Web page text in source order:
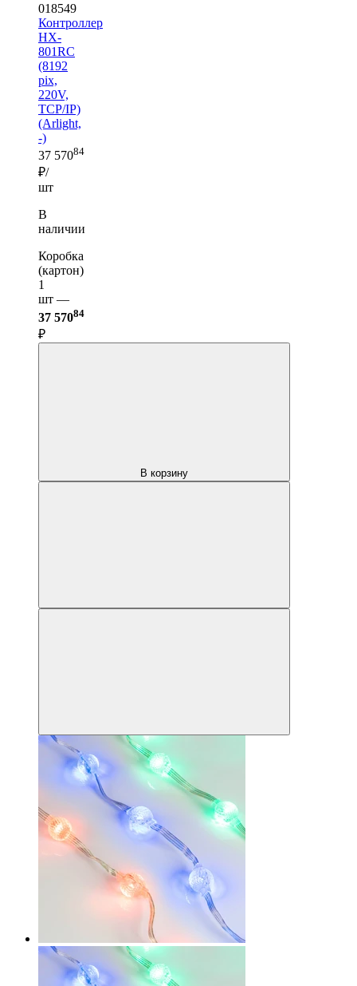
018549
Контроллер
HX-
801RC
(8192
pix,
220V,
TCP/IP)
(Arlight,
-)
37 57084
₽/
шт
В
наличии
Коробка
(картон)
1
шт —
37 57084
₽
В корзину